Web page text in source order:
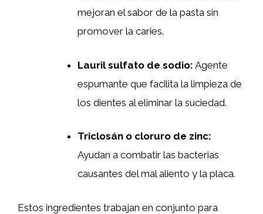
mejoran el sabor de la pasta sin
promover la caries.
Lauril sulfato de sodio: Agente
espumante que facilita la limpieza de
los dientes al eliminar la suciedad.
Triclosán o cloruro de zinc:
Ayudan a combatir las bacterias
causantes del mal aliento y la placa.
Estos ingredientes trabajan en conjunto para